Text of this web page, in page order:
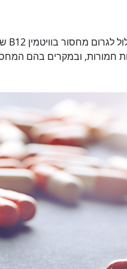
חמורות, ובמקרים בהם